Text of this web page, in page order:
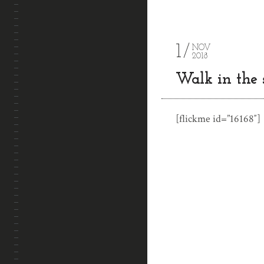
1
NOV
2018
Walk in the
[flickme id=”16168″]